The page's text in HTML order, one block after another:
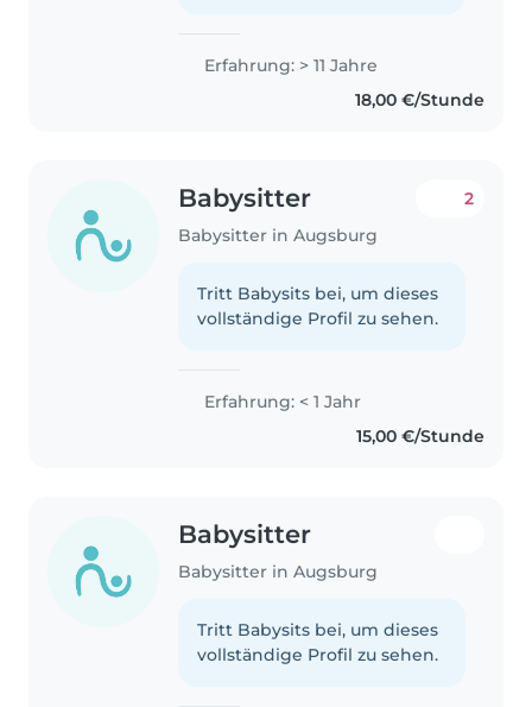
Erfahrung: > 11 Jahre
18,00 €/Stunde
Babysitter
Babysitter in Augsburg
2
Tritt Babysits bei, um dieses
vollständige Profil zu sehen.
Erfahrung: < 1 Jahr
15,00 €/Stunde
Babysitter
Babysitter in Augsburg
Tritt Babysits bei, um dieses
vollständige Profil zu sehen.